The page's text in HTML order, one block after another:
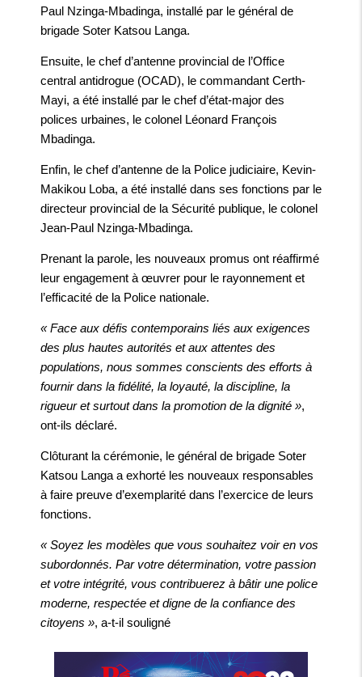
Paul Nzinga-Mbadinga, installé par le général de
brigade Soter Katsou Langa.
Ensuite, le chef d’antenne provincial de l’Office
central antidrogue (OCAD), le commandant Certh-
Mayi, a été installé par le chef d’état-major des
polices urbaines, le colonel Léonard François
Mbadinga.
Enfin, le chef d’antenne de la Police judiciaire, Kevin-
Makikou Loba, a été installé dans ses fonctions par le
directeur provincial de la Sécurité publique, le colonel
Jean-Paul Nzinga-Mbadinga.
Prenant la parole, les nouveaux promus ont réaffirmé
leur engagement à œuvrer pour le rayonnement et
l’efficacité de la Police nationale.
« Face aux défis contemporains liés aux exigences
des plus hautes autorités et aux attentes des
populations, nous sommes conscients des efforts à
fournir dans la fidélité, la loyauté, la discipline, la
rigueur et surtout dans la promotion de la dignité »,
ont-ils déclaré.
Clôturant la cérémonie, le général de brigade Soter
Katsou Langa a exhorté les nouveaux responsables
à faire preuve d’exemplarité dans l’exercice de leurs
fonctions.
« Soyez les modèles que vous souhaitez voir en vos
subordonnés. Par votre détermination, votre passion
et votre intégrité, vous contribuerez à bâtir une police
moderne, respectée et digne de la confiance des
citoyens », a-t-il souligné